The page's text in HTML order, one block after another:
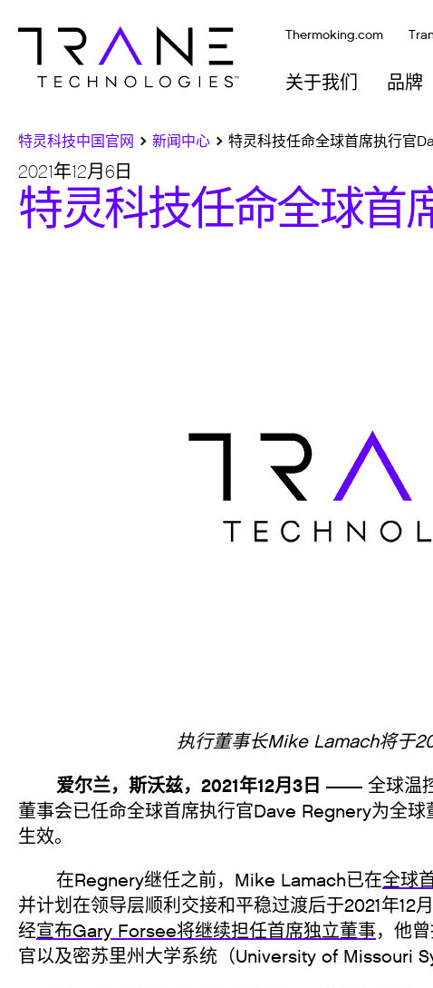
关于我们 品牌
Thermoking.com
特灵科技中国官网 新闻中心 特灵科技任命全球首席执行官
2021年12月6日
特灵科技任命全球首
执行董事长Mike Lamach将于
爱尔兰，斯沃兹，2021年12月3日 —— 全球温
董事会已任命全球首席执行官Dave Regnery为全
生效。
在Regnery继任之前，Mike Lamach已在全球
并计划在领导层顺利交接和平稳过渡后于2021年12
经宣布Gary Forsee将继续担任首席独立董事，他
官以及密苏里州大学系统（University of Missouri